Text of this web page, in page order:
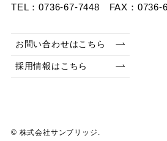
TEL：0736-67-7448 FAX：0736-
お問い合わせはこちら
採用情報はこちら
© 株式会社サンブリッジ.